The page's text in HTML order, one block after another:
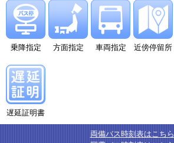
乗降指定 方面指定 車両指定 近傍停留所
遅延証明書
両備バス時刻表はこちら